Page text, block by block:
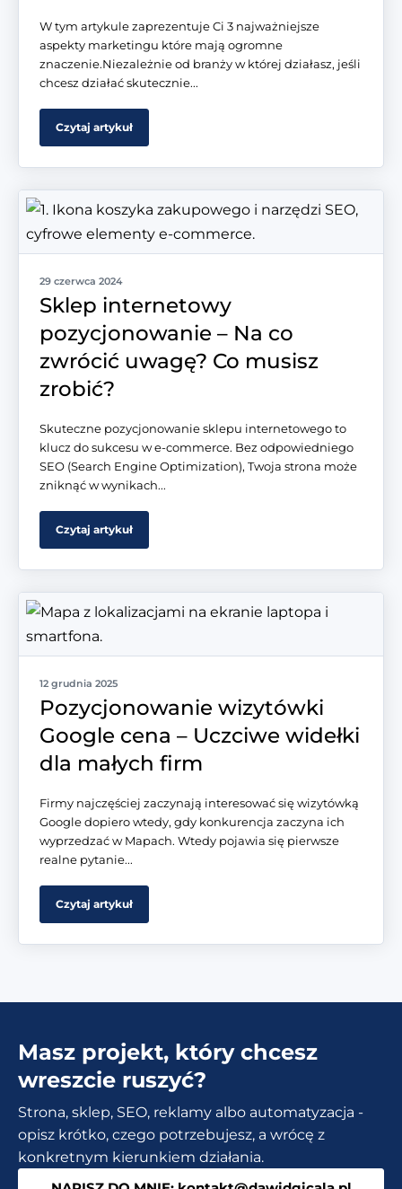
W tym artykule zaprezentuje Ci 3 najważniejsze
aspekty marketingu które mają ogromne
znaczenie.Niezależnie od branży w której działasz, jeśli
chcesz działać skutecznie...
Czytaj artykuł
29 czerwca 2024
Sklep internetowy
pozycjonowanie – Na co
zwrócić uwagę? Co musisz
zrobić?
Skuteczne pozycjonowanie sklepu internetowego to
klucz do sukcesu w e-commerce. Bez odpowiedniego
SEO (Search Engine Optimization), Twoja strona może
zniknąć w wynikach...
Czytaj artykuł
12 grudnia 2025
Pozycjonowanie wizytówki
Google cena – Uczciwe widełki
dla małych firm
Firmy najczęściej zaczynają interesować się wizytówką
Google dopiero wtedy, gdy konkurencja zaczyna ich
wyprzedzać w Mapach. Wtedy pojawia się pierwsze
realne pytanie...
Czytaj artykuł
Masz projekt, który chcesz
wreszcie ruszyć?
Strona, sklep, SEO, reklamy albo automatyzacja -
opisz krótko, czego potrzebujesz, a wrócę z
konkretnym kierunkiem działania.